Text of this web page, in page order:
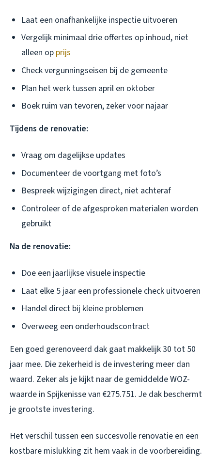
Laat een onafhankelijke inspectie uitvoeren
Vergelijk minimaal drie offertes op inhoud, niet
alleen op prijs
Check vergunningseisen bij de gemeente
Plan het werk tussen april en oktober
Boek ruim van tevoren, zeker voor najaar
Tijdens de renovatie:
Vraag om dagelijkse updates
Documenteer de voortgang met foto’s
Bespreek wijzigingen direct, niet achteraf
Controleer of de afgesproken materialen worden
gebruikt
Na de renovatie:
Doe een jaarlijkse visuele inspectie
Laat elke 5 jaar een professionele check uitvoeren
Handel direct bij kleine problemen
Overweeg een onderhoudscontract
Een goed gerenoveerd dak gaat makkelijk 30 tot 50
jaar mee. Die zekerheid is de investering meer dan
waard. Zeker als je kijkt naar de gemiddelde WOZ-
waarde in Spijkenisse van €275.751. Je dak beschermt
je grootste investering.
Het verschil tussen een succesvolle renovatie en een
kostbare mislukking zit hem vaak in de voorbereiding.